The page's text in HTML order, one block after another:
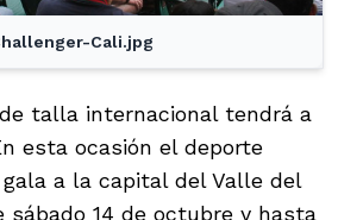
Cali.jpg
talla internacional tendrá a
esta ocasión el deporte
a la capital del Valle del
sábado 14 de octubre y hasta